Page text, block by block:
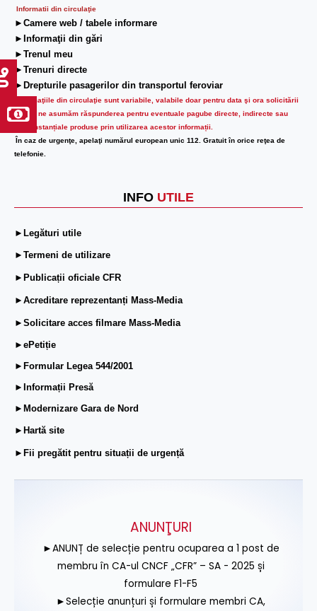
Informatii din circulaţie
►Camere web / tabele informare
►Informaţii din gări
►Trenul meu
►Trenuri directe
►Drepturile pasagerilor din transportul feroviar
Informaţiile din circulaţie sunt variabile, valabile doar pentru data şi ora solicitării
lor.Nu ne asumăm răspunderea pentru eventuale pagube directe, indirecte sau
circumstanțiale produse prin utilizarea acestor informații.
În caz de urgenţe, apelaţi numărul european unic 112. Gratuit în orice reţea de
telefonie.
INFO UTILE
►Legături utile
►Termeni de utilizare
►Publicații oficiale CFR
►Acreditare reprezentanți Mass-Media
►Solicitare acces filmare Mass-Media
►ePetiție
►Formular Legea 544/2001
►Informații Presă
►Modernizare Gara de Nord
►Hartă site
►Fii pregătit pentru situații de urgență
ANUNŢURI
►ANUNȚ de selecție pentru ocuparea a 1 post de
membru în CA-ul CNCF „CFR” – SA - 2025 și
formulare F1-F5
►Selecție anunțuri și formulare membri CA,